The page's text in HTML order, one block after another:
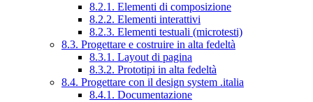
8.2.1. Elementi di composizione
8.2.2. Elementi interattivi
8.2.3. Elementi testuali (microtesti)
8.3. Progettare e costruire in alta fedeltà
8.3.1. Layout di pagina
8.3.2. Prototipi in alta fedeltà
8.4. Progettare con il design system .italia
8.4.1. Documentazione